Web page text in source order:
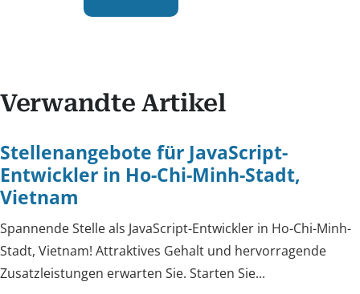
Verwandte Artikel
Stellenangebote für JavaScript-
Entwickler in Ho-Chi-Minh-Stadt,
Vietnam
Spannende Stelle als JavaScript-Entwickler in Ho-Chi-Minh-
Stadt, Vietnam! Attraktives Gehalt und hervorragende
Zusatzleistungen erwarten Sie. Starten Sie...